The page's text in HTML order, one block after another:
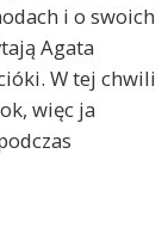
i o swoich
Agata
W tej chwili
więc ja